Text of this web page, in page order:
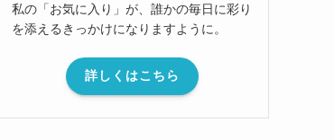
私の「お気に入り」が、誰かの毎日に彩り
を添えるきっかけになりますように。
詳しくはこちら